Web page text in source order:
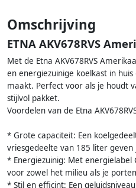
Omschrijving
ETNA AKV678RVS
Met de Etna AKV678RVS
en energiezuinige koelkast in
maakt. Perfect voor als je houdt
stijlvol pakket.
Voordelen van de Etna
* Grote capaciteit: Een
vriesgedeelte van 185 liter
* Energiezuinig: Met energielabel
voor zowel het milieu als je
* Stil en efficint: Een